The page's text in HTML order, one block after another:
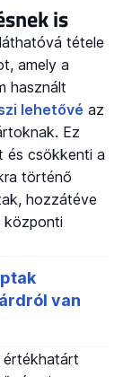
is
tétele
amely a
használt
lehetővé az
Ez
és csökkenti a
történő
hozzátéve
központi
értékhatárt